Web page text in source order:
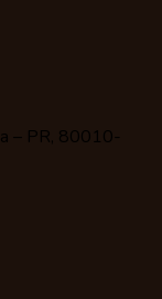
– PR, 80010-